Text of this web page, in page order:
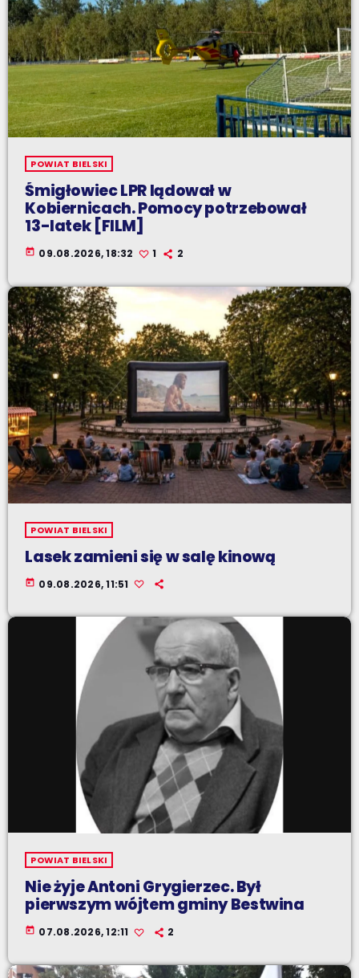
POWIAT BIELSKI
Śmigłowiec LPR lądował w
Kobiernicach. Pomocy potrzebował
13-latek [FILM]
today 09.08.2026, 18:32 1 2
POWIAT BIELSKI
Lasek zamieni się w salę kinową
today 09.08.2026, 11:51
POWIAT BIELSKI
Nie żyje Antoni Grygierzec. Był
pierwszym wójtem gminy Bestwina
today 07.08.2026, 12:11 2